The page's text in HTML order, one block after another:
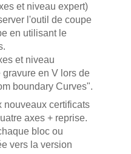
et niveau expert)
l'outil de coupe
en utilisant le
et niveau
en V lors de
boundary Curves".
nouveaux certificats
axes + reprise.
bloc ou
vers la version